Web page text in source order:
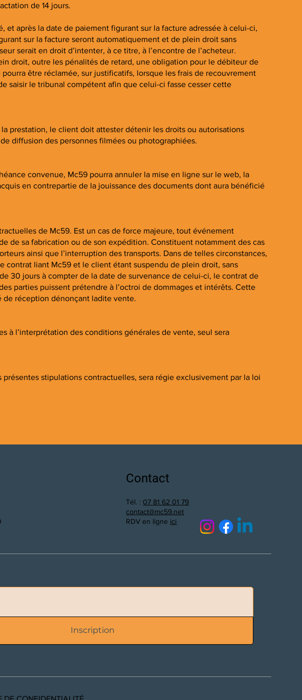
de 14 jours.
et après la date de paiement figurant sur la facture adressée à celui-ci,
sur la facture seront automatiquement et de plein droit sans
serait en droit d’intenter, à ce titre, à l’encontre de l’acheteur.
droit, outre les pénalités de retard, une obligation pour le débiteur de
être réclamée, sur justificatifs, lorsque les frais de recouvrement
saisir le tribunal compétent afin que celui-ci fasse cesser cette
prestation, le client doit attester détenir les droits ou autorisations
diffusion des personnes filmées ou photographiées.
convenue, Mc59 pourra annuler la mise en ligne sur le web, la
en contrepartie de la jouissance des documents dont aura bénéficié
de Mc59. Est un cas de force majeure, tout événement
de sa fabrication ou de son expédition. Constituent notamment des cas
ainsi que l’interruption des transports. Dans de telles circonstances,
contrat liant Mc59 et le client étant suspendu de plein droit, sans
30 jours à compter de la date de survenance de celui-ci, le contrat de
parties puissent prétendre à l’octroi de dommages et intérêts. Cette
de réception dénonçant ladite vente.
à l’interprétation des conditions générales de vente, seul sera
stipulations contractuelles, sera régie exclusivement par la loi
Contact
Tél. : 07 81 62 01 79
contact@mc59.net
RDV en ligne ici
Inscription